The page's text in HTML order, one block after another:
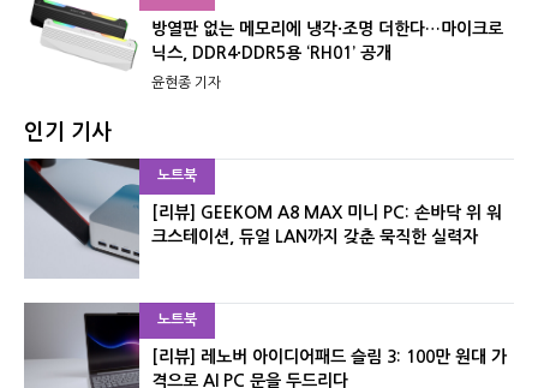
방열판 없는 메모리에 냉각·조명 더한다…마이크로
닉스, DDR4·DDR5용 ‘RH01’ 공개
윤현종 기자
인기 기사
노트북
[리뷰] GEEKOM A8 MAX 미니 PC: 손바닥 위 워
크스테이션, 듀얼 LAN까지 갖춘 묵직한 실력자
노트북
[리뷰] 레노버 아이디어패드 슬림 3: 100만 원대 가
격으로 AI PC 문을 두드리다